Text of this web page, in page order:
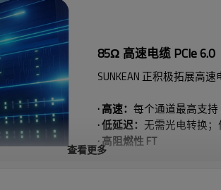
85Ω 高速电缆 PCIe 6.0
SUNKEAN 正积极拓展高
· 高速： 每个通道最高支持
· 低延迟： 无需光电转换
· 高阻燃性 FT
· 低损耗：
查看更多